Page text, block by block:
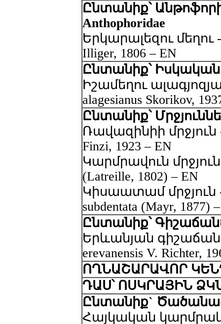
Ընտանիք՝
Anthophoridae
Երկարալեզու մեղու -
Illiger, 1806 – EN
Ընտանիք՝ Իսկական
Իշամեղու
alagesianus Skorikov,
Ընտանիք՝
Ռավազինիի մրջյուն -
Finzi, 1923 – EN
Կարմրավուն մրջյուն
(Latreille, 1802) – EN
Կիսաատամ մրջյուն -
subdentata (Mayr, 1877)
Ընտանիք՝
Երևանյան գիշաճանճ
erevanensis V. Richter,
ՈՂՆԱՇԱՐԱՎՈՐ
ԴԱՍ՝ ՈՍԿՐԱՅԻՆ
Ընտանիք`
Հայկական կարմրակն